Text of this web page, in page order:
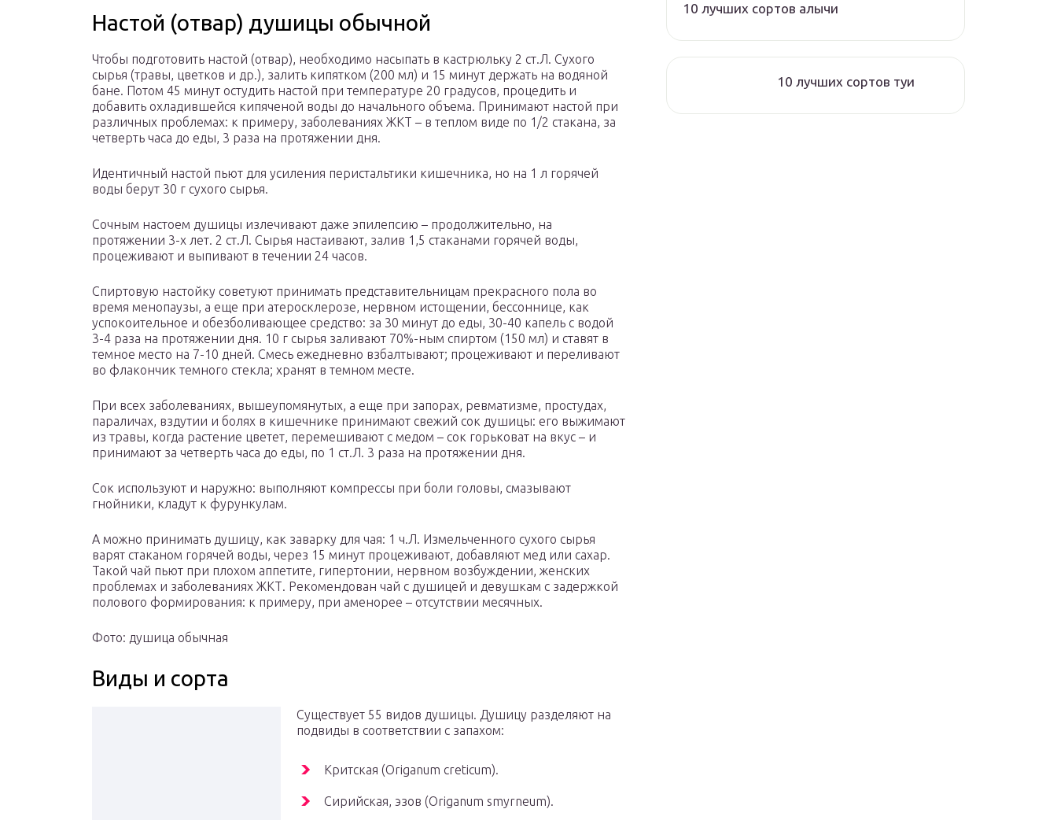
Настой (отвар) душицы обычной
Чтобы подготовить настой (отвар), необходимо насыпать в кастрюльку 2 ст.Л. Сухого
сырья (травы, цветков и др.), залить кипятком (200 мл) и 15 минут держать на водяной
бане. Потом 45 минут остудить настой при температуре 20 градусов, процедить и
добавить охладившейся кипяченой воды до начального объема. Принимают настой при
различных проблемах: к примеру, заболеваниях ЖКТ – в теплом виде по 1/2 стакана, за
четверть часа до еды, 3 раза на протяжении дня.
Идентичный настой пьют для усиления перистальтики кишечника, но на 1 л горячей
воды берут 30 г сухого сырья.
Сочным настоем душицы излечивают даже эпилепсию – продолжительно, на
протяжении 3-х лет. 2 ст.Л. Сырья настаивают, залив 1,5 стаканами горячей воды,
процеживают и выпивают в течении 24 часов.
Спиртовую настойку советуют принимать представительницам прекрасного пола во
время менопаузы, а еще при атеросклерозе, нервном истощении, бессоннице, как
успокоительное и обезболивающее средство: за 30 минут до еды, 30-40 капель с водой
3-4 раза на протяжении дня. 10 г сырья заливают 70%-ным спиртом (150 мл) и ставят в
темное место на 7-10 дней. Смесь ежедневно взбалтывают; процеживают и переливают
во флакончик темного стекла; хранят в темном месте.
При всех заболеваниях, вышеупомянутых, а еще при запорах, ревматизме, простудах,
параличах, вздутии и болях в кишечнике принимают свежий сок душицы: его выжимают
из травы, когда растение цветет, перемешивают с медом – сок горьковат на вкус – и
принимают за четверть часа до еды, по 1 ст.Л. 3 раза на протяжении дня.
Сок используют и наружно: выполняют компрессы при боли головы, смазывают
гнойники, кладут к фурункулам.
А можно принимать душицу, как заварку для чая: 1 ч.Л. Измельченного сухого сырья
варят стаканом горячей воды, через 15 минут процеживают, добавляют мед или сахар.
Такой чай пьют при плохом аппетите, гипертонии, нервном возбуждении, женских
проблемах и заболеваниях ЖКТ. Рекомендован чай с душицей и девушкам с задержкой
полового формирования: к примеру, при аменорее – отсутствии месячных.
Фото: душица обычная
Виды и сорта
Существует 55 видов душицы. Душицу разделяют на
подвиды в соответствии с запахом:
Критская (Origanum creticum).
Сирийская, эзов (Origanum smyrneum).
10 лучших сортов алычи
10 лучших сортов туи